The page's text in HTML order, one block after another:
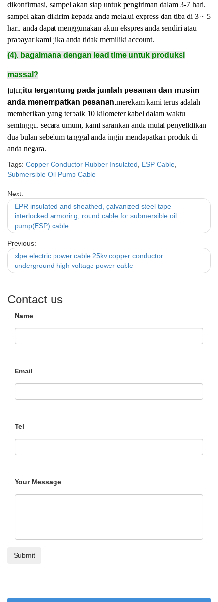
dikonfirmasi, sampel akan siap untuk pengiriman dalam 3-7 hari.
sampel akan dikirim kepada anda melalui express dan tiba di 3 ~ 5
hari. anda dapat menggunakan akun ekspres anda sendiri atau
prabayar kami jika anda tidak memiliki account.
(4). bagaimana dengan lead time untuk produksi
massal?
jujur,itu tergantung pada jumlah pesanan dan musim
anda menempatkan pesanan.merekam kami terus adalah
memberikan yang terbaik 10 kilometer kabel dalam waktu
seminggu. secara umum, kami sarankan anda mulai penyelidikan
dua bulan sebelum tanggal anda ingin mendapatkan produk di
anda negara.
Tags: Copper Conductor Rubber Insulated ESP Cable
Submersible Oil Pump Cable
Next:
EPR insulated and sheathed, galvanized steel tape
interlocked armoring, round cable for submersible oil
pump(ESP) cable
Previous:
xlpe electric power cable 25kv copper conductor
underground high voltage power cable
Contact us
Name
Email
Tel
Your Message